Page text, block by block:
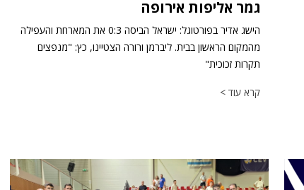
גמר אליפות אירופה
הישג אדיר בפורטוגל: ישראל הביסה 0:3 את המארחת והעפילה
מהמקום הראשון בבית. ליברמן ורורה הצטיינו, כץ: "מנפצים
תקרות זכוכית"
קרא עוד >